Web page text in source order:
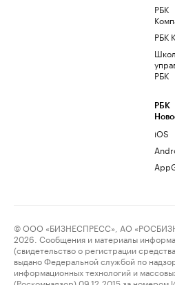
РБК
РБК
РБК
РБК
iOS
© ООО «БИЗНЕСПРЕСС», АО
2026. Сообщения и материалы
(свидетельство о регистрации
выдано Федеральной службой по
информационных технологий и